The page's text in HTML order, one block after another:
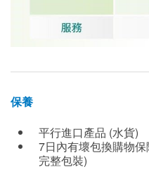
保養
平行進口產品 (水貨)
7日內有壞包換購物
完整包裝)